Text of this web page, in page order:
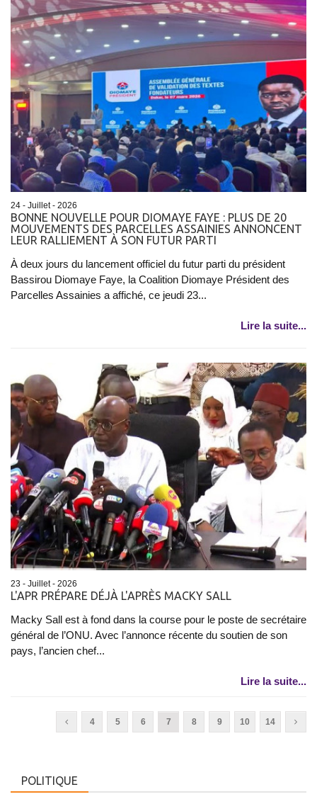
24 - Juillet - 2026
BONNE NOUVELLE POUR DIOMAYE FAYE : PLUS DE 20
MOUVEMENTS DES PARCELLES ASSAINIES ANNONCENT
LEUR RALLIEMENT À SON FUTUR PARTI
À deux jours du lancement officiel du futur parti du président
Bassirou Diomaye Faye, la Coalition Diomaye Président des
Parcelles Assainies a affiché, ce jeudi 23...
Lire la suite...
23 - Juillet - 2026
L'APR PRÉPARE DÉJÀ L'APRÈS MACKY SALL
Macky Sall est à fond dans la course pour le poste de secrétaire
général de l’ONU. Avec l’annonce récente du soutien de son
pays, l’ancien chef...
Lire la suite...
4 5 6 7 8 9 10 14
POLITIQUE